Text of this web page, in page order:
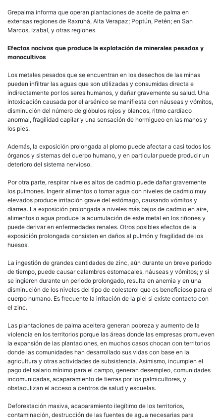
Grepalma informa que operan plantaciones de aceite de palma en
extensas regiones de Raxruhá, Alta Verapaz; Poptún, Petén; en San
Marcos, Izabal, y otras regiones.
Efectos nocivos que produce la explotación de minerales pesados y
monocultivos
Los metales pesados que se encuentran en los desechos de las minas
pueden infiltrar las aguas que son utilizadas y consumidas directa e
indirectamente por los seres humanos, y dañar gravemente su salud. Una
intoxicación causada por el arsénico se manifiesta con náuseas y vómitos,
disminución del número de glóbulos rojos y blancos, ritmo cardíaco
anormal, fragilidad capilar y una sensación de hormigueo en las manos y
los pies.
Además, la exposición prolongada al plomo puede afectar a casi todos los
órganos y sistemas del cuerpo humano, y en particular puede producir un
deterioro del sistema nervioso.
Por otra parte, respirar niveles altos de cadmio puede dañar gravemente
los pulmones. Ingerir alimentos o tomar agua con niveles de cadmio muy
elevados produce irritación grave del estómago, causando vómitos y
diarrea. La exposición prolongada a niveles más bajos de cadmio en aire,
alimentos o agua produce la acumulación de este metal en los riñones y
puede derivar en enfermedades renales. Otros posibles efectos de la
exposición prolongada consisten en daños al pulmón y fragilidad de los
huesos.
La ingestión de grandes cantidades de zinc, aún durante un breve periodo
de tiempo, puede causar calambres estomacales, náuseas y vómitos; y si
se ingieren durante un periodo prolongado, resulta en anemia y en una
disminución de los niveles del tipo de colesterol que es beneficioso para el
cuerpo humano. Es frecuente la irritación de la piel si existe contacto con
el zinc.
Las plantaciones de palma aceitera generan pobreza y aumento de la
violencia en los territorios porque las áreas donde las empresas promueven
la expansión de las plantaciones, en muchos casos chocan con territorios
donde las comunidades han desarrollado sus vidas con base en la
agricultura y otras actividades de subsistencia. Asimismo, incumplen el
pago del salario mínimo para el campo, generan desempleo, comunidades
incomunicadas, acaparamiento de tierras por los palmicultores, y
obstaculizan el acceso a centros de salud y escuelas.
Deforestación masiva, acaparamiento ilegítimo de los territorios,
contaminación, destrucción de las fuentes de agua necesarias para